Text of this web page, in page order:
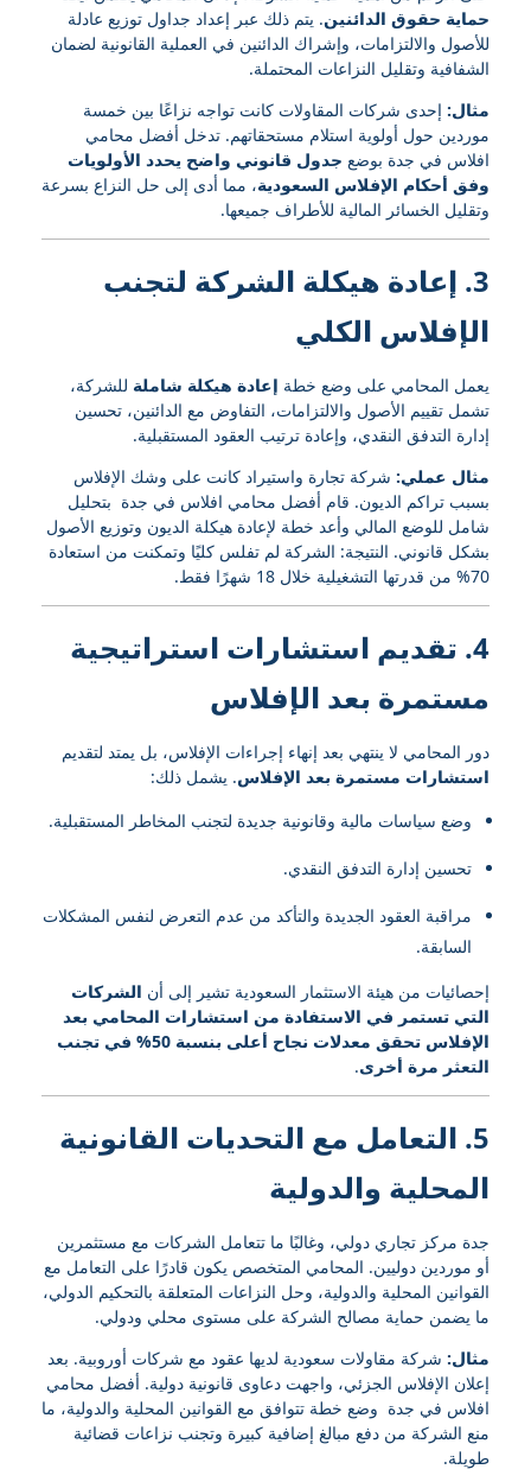
حماية حقوق الدائنين. يتم ذلك عبر إعداد جداول توزيع عادلة
للأصول والالتزامات، وإشراك الدائنين في العملية القانونية لضمان
الشفافية وتقليل النزاعات المحتملة.
مثال: إحدى شركات المقاولات كانت تواجه نزاعًا بين خمسة
موردين حول أولوية استلام مستحقاتهم. تدخل أفضل محامي
افلاس في جدة بوضع جدول قانوني واضح يحدد الأولويات
وفق أحكام الإفلاس السعودية، مما أدى إلى حل النزاع بسرعة
وتقليل الخسائر المالية للأطراف جميعها.
3. إعادة هيكلة الشركة لتجنب
الإفلاس الكلي
يعمل المحامي على وضع خطة إعادة هيكلة شاملة للشركة،
تشمل تقييم الأصول والالتزامات، التفاوض مع الدائنين، تحسين
إدارة التدفق النقدي، وإعادة ترتيب العقود المستقبلية.
مثال عملي: شركة تجارة واستيراد كانت على وشك الإفلاس
بسبب تراكم الديون. قام أفضل محامي افلاس في جدة بتحليل
شامل للوضع المالي وأعد خطة لإعادة هيكلة الديون وتوزيع الأصول
بشكل قانوني. النتيجة: الشركة لم تفلس كليًا وتمكنت من استعادة
70% من قدرتها التشغيلية خلال 18 شهرًا فقط.
4. تقديم استشارات استراتيجية
مستمرة بعد الإفلاس
دور المحامي لا ينتهي بعد إنهاء إجراءات الإفلاس، بل يمتد لتقديم
استشارات مستمرة بعد الإفلاس. يشمل ذلك:
وضع سياسات مالية وقانونية جديدة لتجنب المخاطر المستقبلية.
تحسين إدارة التدفق النقدي.
مراقبة العقود الجديدة والتأكد من عدم التعرض لنفس المشكلات
السابقة.
إحصائيات من هيئة الاستثمار السعودية تشير إلى أن الشركات
التي تستمر في الاستفادة من استشارات المحامي بعد
الإفلاس تحقق معدلات نجاح أعلى بنسبة 50% في تجنب
التعثر مرة أخرى.
5. التعامل مع التحديات القانونية
المحلية والدولية
جدة مركز تجاري دولي، وغالبًا ما تتعامل الشركات مع مستثمرين
أو موردين دوليين. المحامي المتخصص يكون قادرًا على التعامل مع
القوانين المحلية والدولية، وحل النزاعات المتعلقة بالتحكيم الدولي،
ما يضمن حماية مصالح الشركة على مستوى محلي ودولي.
مثال: شركة مقاولات سعودية لديها عقود مع شركات أوروبية. بعد
إعلان الإفلاس الجزئي، واجهت دعاوى قانونية دولية. أفضل محامي
افلاس في جدة وضع خطة تتوافق مع القوانين المحلية والدولية، ما
منع الشركة من دفع مبالغ إضافية كبيرة وتجنب نزاعات قضائية
طويلة.